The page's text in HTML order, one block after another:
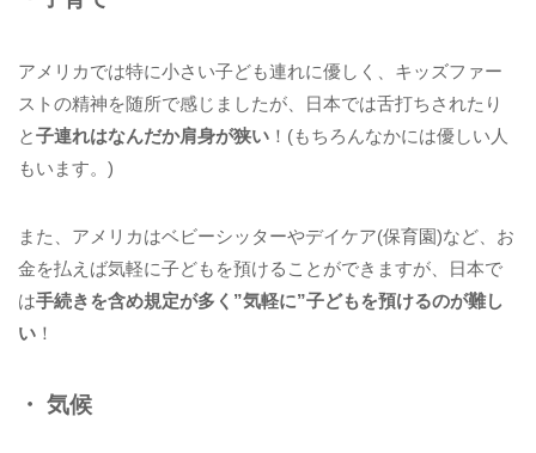
アメリカでは特に小さい子ども連れに優しく、キッズファー
ストの精神を随所で感じましたが、日本では舌打ちされたり
と子連れはなんだか肩身が狭い ！(もちろんなかには優しい人
もいます。)
また、アメリカはベビーシッターやデイケア(保育園)など、お
金を払えば気軽に子どもを預けることができますが、日本で
は手続きを含め規定が多く”気軽に”子どもを預けるのが難し
い ！
・ 気候